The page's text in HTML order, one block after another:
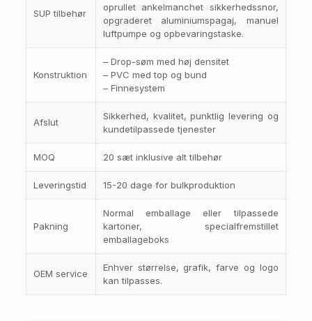
SUP tilbehør
oprullet ankelmanchet sikkerhedssnor,
opgraderet aluminiumspagaj, manuel
luftpumpe og opbevaringstaske.
Konstruktion
– Drop-søm med høj densitet
– PVC med top og bund
– Finnesystem
Afslut
Sikkerhed, kvalitet, punktlig levering og
kundetilpassede tjenester
MOQ 20 sæt inklusive alt tilbehør
Leveringstid 15-20 dage for bulkproduktion
Pakning
Normal emballage eller tilpassede
kartoner, specialfremstillet
emballageboks
OEM service
Enhver størrelse, grafik, farve og logo
kan tilpasses.